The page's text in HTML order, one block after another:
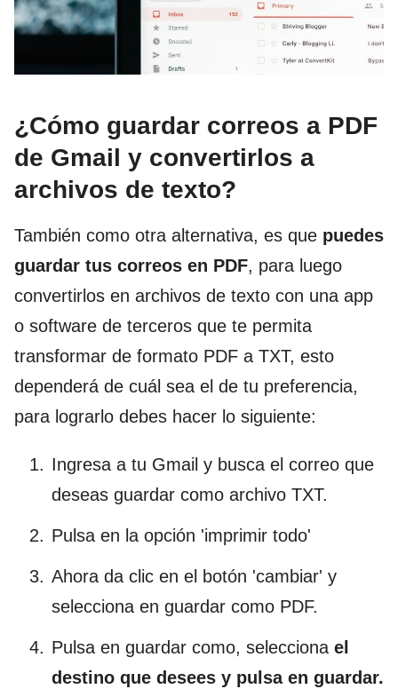
¿Cómo guardar correos a PDF
de Gmail y convertirlos a
archivos de texto?
También como otra alternativa, es que puedes
guardar tus correos en PDF, para luego
convertirlos en archivos de texto con una app
o software de terceros que te permita
transformar de formato PDF a TXT, esto
dependerá de cuál sea el de tu preferencia,
para lograrlo debes hacer lo siguiente:
Ingresa a tu Gmail y busca el correo que
deseas guardar como archivo TXT.
Pulsa en la opción 'imprimir todo'
Ahora da clic en el botón 'cambiar' y
selecciona en guardar como PDF.
Pulsa en guardar como, selecciona el
destino que desees y pulsa en guardar.